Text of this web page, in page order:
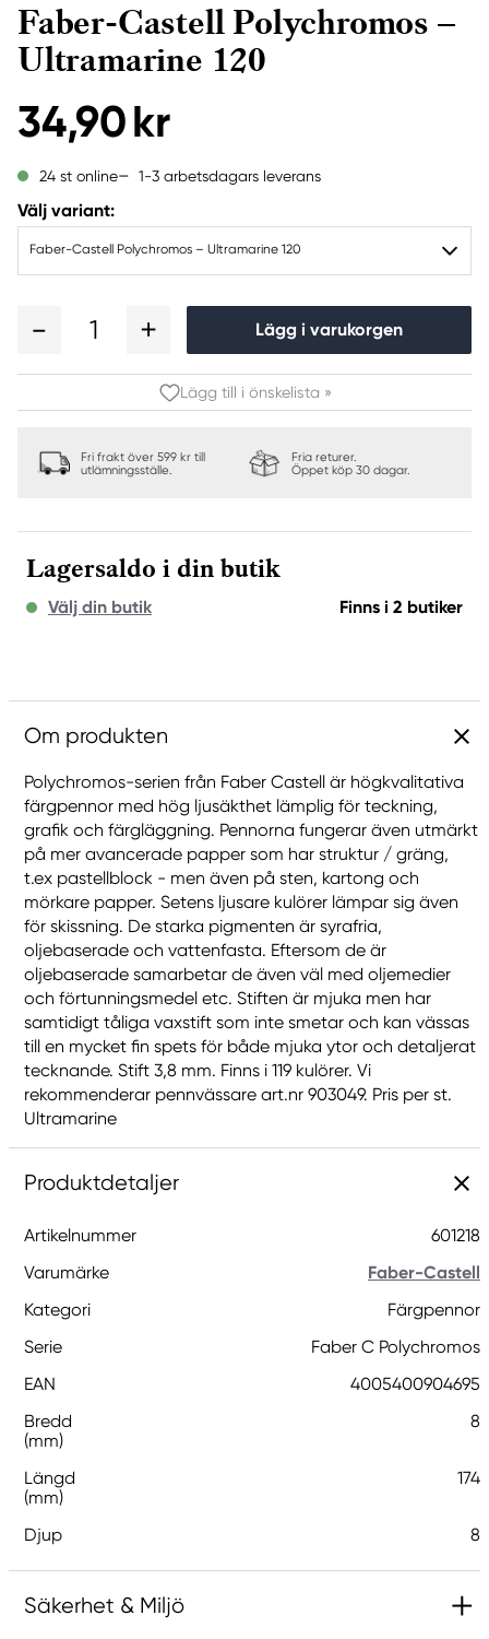
Faber-Castell Polychromos –
Ultramarine 120
34,90 kr
24 st online 1-3 arbetsdagars leverans
Välj variant:
Faber-Castell Polychromos – Ultramarine 120
1 Lägg i varukorgen
Lägg till i önskelista »
Fri frakt över 599 kr till
utlämningsställe.
Fria returer.
Öppet köp 30 dagar.
Lagersaldo i din butik
Välj din butik Finns i 2 butiker
Om produkten
Polychromos-serien från Faber Castell är högkvalitativa
färgpennor med hög ljusäkthet lämplig för teckning,
grafik och färgläggning. Pennorna fungerar även utmärkt
på mer avancerade papper som har struktur / gräng,
t.ex pastellblock - men även på sten, kartong och
mörkare papper. Setens ljusare kulörer lämpar sig även
för skissning. De starka pigmenten är syrafria,
oljebaserade och vattenfasta. Eftersom de är
oljebaserade samarbetar de även väl med oljemedier
och förtunningsmedel etc. Stiften är mjuka men har
samtidigt tåliga vaxstift som inte smetar och kan vässas
till en mycket fin spets för både mjuka ytor och detaljerat
tecknande. Stift 3,8 mm. Finns i 119 kulörer. Vi
rekommenderar pennvässare art.nr 903049. Pris per st.
Ultramarine
Produktdetaljer
Artikelnummer
601218
Varumärke
Faber-Castell
Kategori
Färgpennor
Serie
Faber C Polychromos
EAN
4005400904695
Bredd
(mm)
8
Längd
(mm)
174
Djup 8
Säkerhet & Miljö